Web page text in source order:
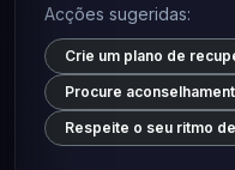
Acções sugeridas:
Crie um plano de
Procure
Respeite o seu ritmo